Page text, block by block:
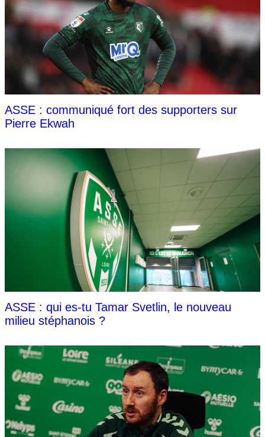
ASSE : communiqué fort des supporters sur
Pierre Ekwah
ASSE : qui es-tu Tamar Svetlin, le nouveau
milieu stéphanois ?